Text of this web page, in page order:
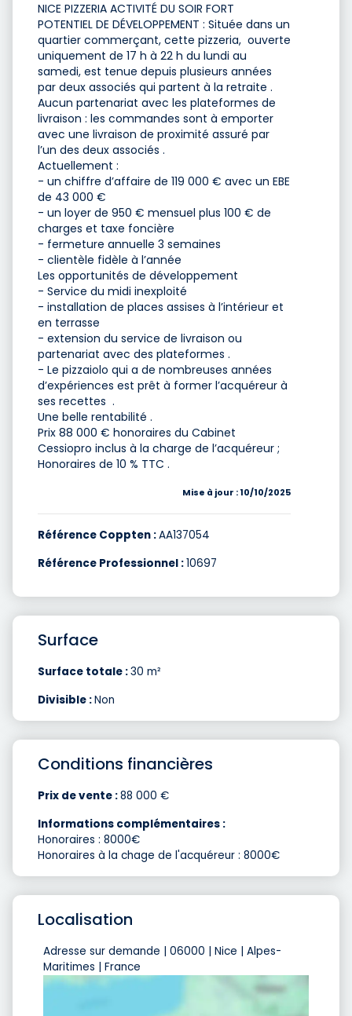
NICE PIZZERIA ACTIVITÉ DU SOIR FORT
POTENTIEL DE DÉVELOPPEMENT : Située dans un
quartier commerçant, cette pizzeria, ouverte
uniquement de 17 h à 22 h du lundi au
samedi, est tenue depuis plusieurs années
par deux associés qui partent à la retraite .
Aucun partenariat avec les plateformes de
livraison : les commandes sont à emporter
avec une livraison de proximité assuré par
l’un des deux associés .
Actuellement :
- un chiffre d’affaire de 119 000 € avec un EBE
de 43 000 €
- un loyer de 950 € mensuel plus 100 € de
charges et taxe foncière
- fermeture annuelle 3 semaines
- clientèle fidèle à l’année
Les opportunités de développement
- Service du midi inexploité
- installation de places assises à l’intérieur et
en terrasse
- extension du service de livraison ou
partenariat avec des plateformes .
- Le pizzaiolo qui a de nombreuses années
d’expériences est prêt à former l’acquéreur à
ses recettes .
Une belle rentabilité .
Prix 88 000 € honoraires du Cabinet
Cessiopro inclus à la charge de l’acquéreur ;
Honoraires de 10 % TTC .
Mise à jour : 10/10/2025
Référence Coppten :AA137054
Référence Professionnel :10697
Surface
Surface totale :30 m²
Divisible :Non
Conditions financières
Prix de vente :88 000 €
Informations complémentaires :
Honoraires : 8000€
Honoraires à la chage de l'acquéreur : 8000€
Localisation
Adresse sur demande | 06000 | Nice | Alpes-
Maritimes | France